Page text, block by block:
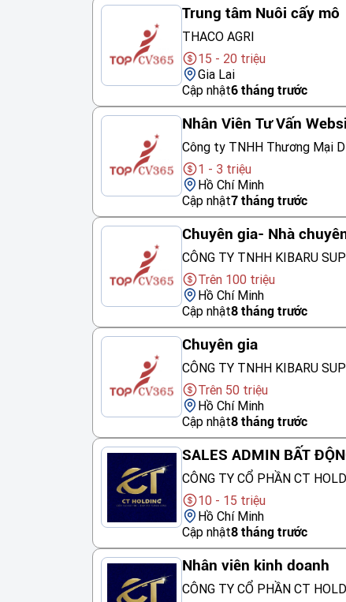
Trung tâm Nuôi cấy mô
THACO AGRI
15 - 20 triệu
Gia Lai
Cập nhật6 tháng trước
Nhân Viên Tư Vấn
Công ty TNHH Thương Mại
1 - 3 triệu
Hồ Chí Minh
Cập nhật7 tháng trước
Chuyên gia- Nhà
CÔNG TY TNHH KIBARU
Trên 100 triệu
Hồ Chí Minh
Cập nhật8 tháng trước
Chuyên gia
CÔNG TY TNHH KIBARU
Trên 50 triệu
Hồ Chí Minh
Cập nhật8 tháng trước
SALES ADMIN BẤT
CÔNG TY CỔ PHẦN CT
10 - 15 triệu
Hồ Chí Minh
Cập nhật8 tháng trước
Nhân viên kinh doanh
CÔNG TY CỔ PHẦN CT